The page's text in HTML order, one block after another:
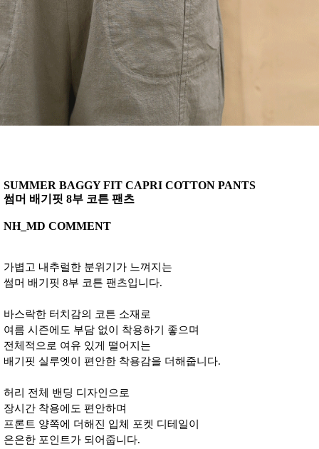
SUMMER BAGGY FIT CAPRI COTTON PANTS
썸머 배기핏 8부 코튼 팬츠
NH_MD COMMENT
가볍고 내추럴한 분위기가 느껴지는
썸머 배기핏 8부 코튼 팬츠입니다.
바스락한 터치감의 코튼 소재로
여름 시즌에도 부담 없이 착용하기 좋으며
전체적으로 여유 있게 떨어지는
배기핏 실루엣이 편안한 착용감을 더해줍니다.
허리 전체 밴딩 디자인으로
장시간 착용에도 편안하며
프론트 양쪽에 더해진 입체 포켓 디테일이
은은한 포인트가 되어줍니다.